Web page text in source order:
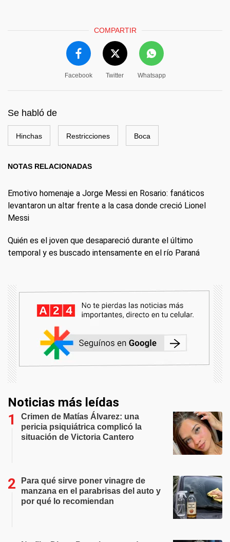
COMPARTIR
Facebook Twitter Whatsapp
Se habló de
Hinchas Restricciones Boca
NOTAS RELACIONADAS
Emotivo homenaje a Jorge Messi en Rosario: fanáticos
levantaron un altar frente a la casa donde creció Lionel
Messi
Quién es el joven que desapareció durante el último
temporal y es buscado intensamente en el río Paraná
Noticias más leídas
Crimen de Matías Álvarez: una
pericia psiquiátrica complicó la
situación de Victoria Cantero
Para qué sirve poner vinagre de
manzana en el parabrisas del auto y
por qué lo recomiendan